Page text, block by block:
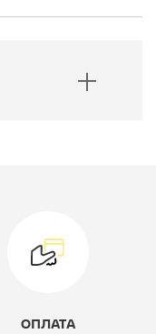
NEVADA/LATTE
ОПЛАТА